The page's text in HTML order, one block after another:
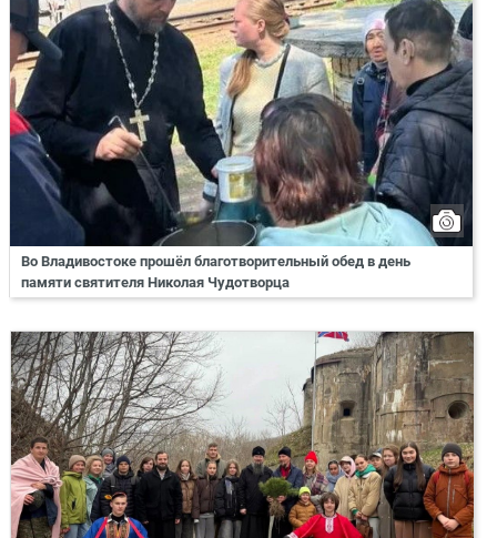
Во Владивостоке прошёл благотворительный обед в день
памяти святителя Николая Чудотворца